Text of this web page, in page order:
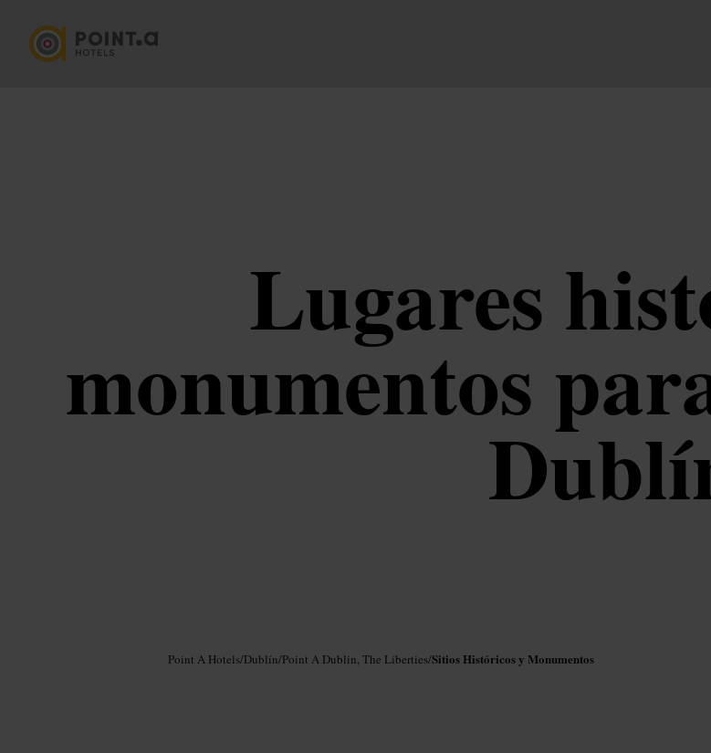
Lugares
monumentos
Point A Hotels/Dublín/Point A Dublin, The Liberties/Sitios Históricos y Monumentos